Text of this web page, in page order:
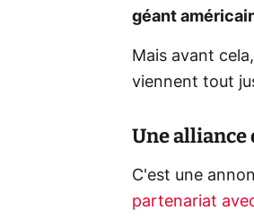
géant
Mais avant
viennent tout
Une alliance
C'est une
partenariat